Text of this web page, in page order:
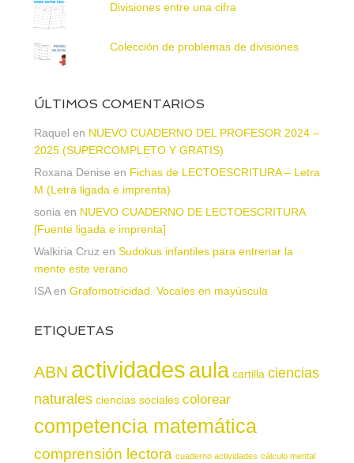
Divisiones entre una cifra
Colección de problemas de divisiones
ÚLTIMOS COMENTARIOS
Raquel en NUEVO CUADERNO DEL PROFESOR 2024 –
2025 (SUPERCOMPLETO Y GRATIS)
Roxana Denise en Fichas de LECTOESCRITURA – Letra
M (Letra ligada e imprenta)
sonia en NUEVO CUADERNO DE LECTOESCRITURA
[Fuente ligada e imprenta]
Walkiria Cruz en Sudokus infantiles para entrenar la
mente este verano
ISAen Grafomotricidad. Vocales en mayúscula
ETIQUETAS
ABN actividadesaula cartilla ciencias
naturales ciencias sociales colorear
competencia matemática
comprensión lectora cuaderno actividades cálculo mental